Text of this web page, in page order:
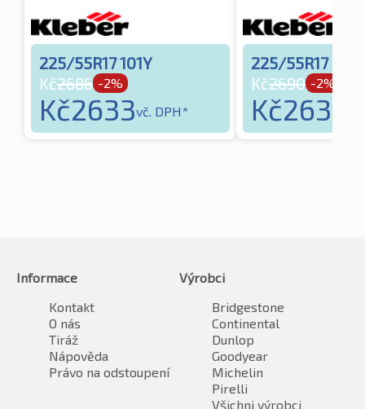
225/55R17 101Y
Kč2686 -2%
Kč2633vč. DPH*
225/55R17 97Y
Kč2690 -2%
Kč2637
Informace
Kontakt
O nás
Tiráž
Nápověda
Právo na odstoupení
Výrobci
Bridgestone
Continental
Dunlop
Goodyear
Michelin
Pirelli
Všichni výrobci